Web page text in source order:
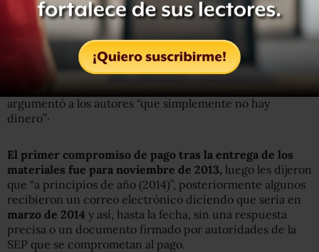
Tafolla dijo en entrevista que
atendiendo y se está avanzando en las negociaciones”.
Rechazó explicar por qué los recursos de 2013 no se
destinaron al pago de la producción de los nuevos
materiales o por qué en los años siguientes la SEP
argumentó a los autores “que simplemente no hay
dinero”·
El primer compromiso de pago tras la entrega de los
materiales fue para noviembre de 2013, luego les dijeron
que “a principios de año (2014)”, posteriormente algunos
recibieron un correo electrónico diciendo que sería en
marzo de 2014 y así, hasta la fecha, sin una respuesta
precisa o un documento firmado por autoridades de la
SEP que se comprometan al pago.